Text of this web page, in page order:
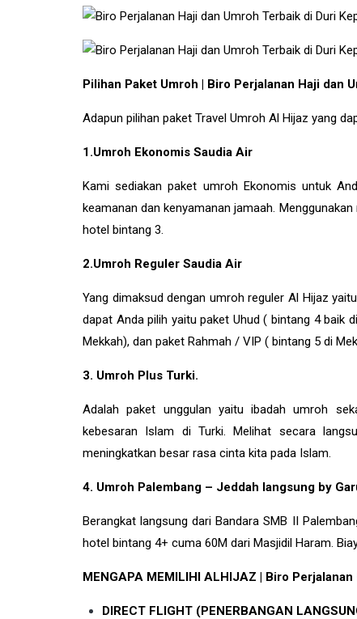
Pilihan Paket Umroh | Biro Perjalanan Haji dan
Adapun pilihan paket Travel Umroh Al Hijaz yang
1.Umroh Ekonomis Saudia Air
Kami sediakan paket umroh Ekonomis untuk
keamanan dan kenyamanan jamaah.
hotel bintang 3.
2.Umroh Reguler Saudia Air
Yang dimaksud dengan umroh reguler Al Hijaz
dapat Anda pilih yaitu paket Uhud ( bintang 4 baik
Mekkah), dan paket Rahmah / VIP ( bintang 5 di
3. Umroh Plus Turki.
Adalah paket unggulan yaitu ibadah umroh
kebesaran Islam diTurki. Melihat secara
meningkatkan besar rasa cinta kita pada Islam.
4. Umroh Palembang – Jeddah langsung by
Berangkat langsung dari Bandara SMB II
hotel bintang 4+ cuma 60M dari Masjidil Haram.
MENGAPA MEMILIHI ALHIJAZ | Biro
DIRECT FLIGHT (PENERBANGAN